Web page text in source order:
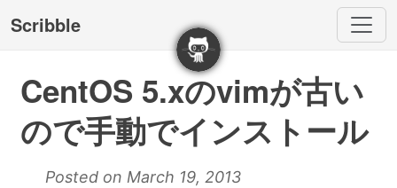
Scribble
CentOS 5.xのvimが古い
ので手動でインストール
Posted on March 19, 2013